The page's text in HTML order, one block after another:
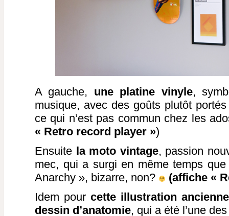
A gauche, une platine vinyle,
musique, avec des goûts plutôt
ce qui n’est pas commun chez les
« Retro record player »)
Ensuite la moto vintage, passion
mec, qui a surgi en même temps
Anarchy », bizarre, non?
(affiche «
Idem pour cette illustration
dessin d’anatomie, qui a été l’une